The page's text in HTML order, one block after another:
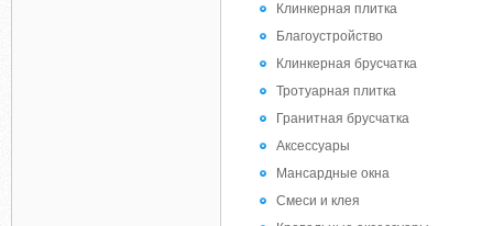
Клинкерная плитка
Благоустройство
Клинкерная брусчатка
Тротуарная плитка
Гранитная брусчатка
Аксессуары
Мансардные окна
Смеси и клея